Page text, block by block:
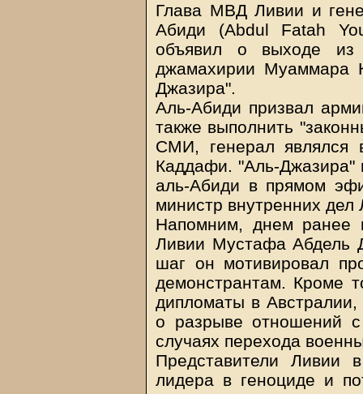
Глава МВД Ливии и
Абиди (Abdul Fatah
объявил о выходе из
джамахирии Муаммара
Джазира".
Аль-Абиди призвал
также выполнить
СМИ, генерал являлся
Каддафи. "Аль-Джазира"
аль-Абиди в прямом
министр внутренних
Напомним, днем ранее
Ливии Мустафа Абдель
шаг он мотивировал
демонстрантам. Кроме
дипломаты в
о разрыве отношений
случаях перехода
Представители Ливии
лидера в геноциде и